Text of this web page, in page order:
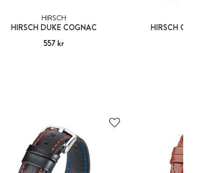
HIRSCH
HIRSCH DUKE COGNAC
Pris:557 kr
557 kr
HIRSCH